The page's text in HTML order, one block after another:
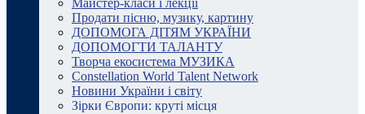
Майстер-класи і лекції
Продати пісню, музику, картину
ДОПОМОГА ДІТЯМ УКРАЇНИ
ДОПОМОГТИ ТАЛАНТУ
Творча екосистема МУЗИКА
Constellation World Talent Network
Новини України і світу
Зірки Європи: круті місця